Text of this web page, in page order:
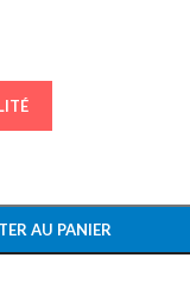
AU PANIER